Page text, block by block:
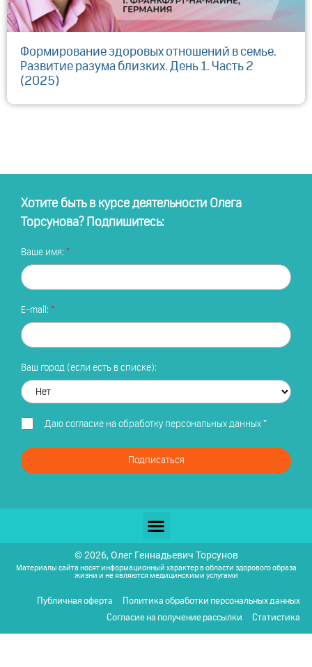
Формирование здоровых отношений в семье.
Развитие разума близких. День 1. Часть 2
(2025)
Хотите быть в курсе деятельности Олега
Торсунова? Подпишитесь:
Ваше имя:
E-mail:
Ваш город (если есть в списке):
Даю согласие на обработку персональных данных*
Подписаться
© 2026, Олег Геннадьевич Торсунов
Материалы сайта носят информационный характер в области здорового образа
жизни и не являются медицинскими услугами
Публичная оферта
Политика обработки персональных данных
Согласие на получение рассылки
Статистика